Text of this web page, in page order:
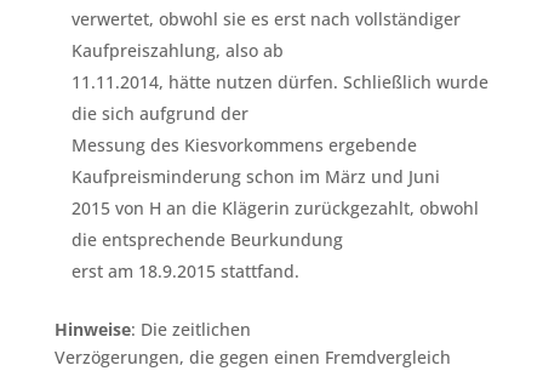
verwertet, obwohl sie es erst nach vollständiger
Kaufpreiszahlung, also ab
11.11.2014, hätte nutzen dürfen. Schließlich wurde
die sich aufgrund der
Messung des Kiesvorkommens ergebende
Kaufpreisminderung schon im März und Juni
2015 von H an die Klägerin zurückgezahlt, obwohl
die entsprechende Beurkundung
erst am 18.9.2015 stattfand.
Hinweise: Die zeitlichen
Verzögerungen, die gegen einen Fremdvergleich